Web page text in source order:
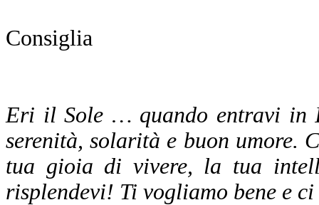
Consiglia
Eri il Sole … quando entravi in
serenità, solarità e buon umore.
tua gioia di vivere, la tua
risplendevi! Ti vogliamo bene e